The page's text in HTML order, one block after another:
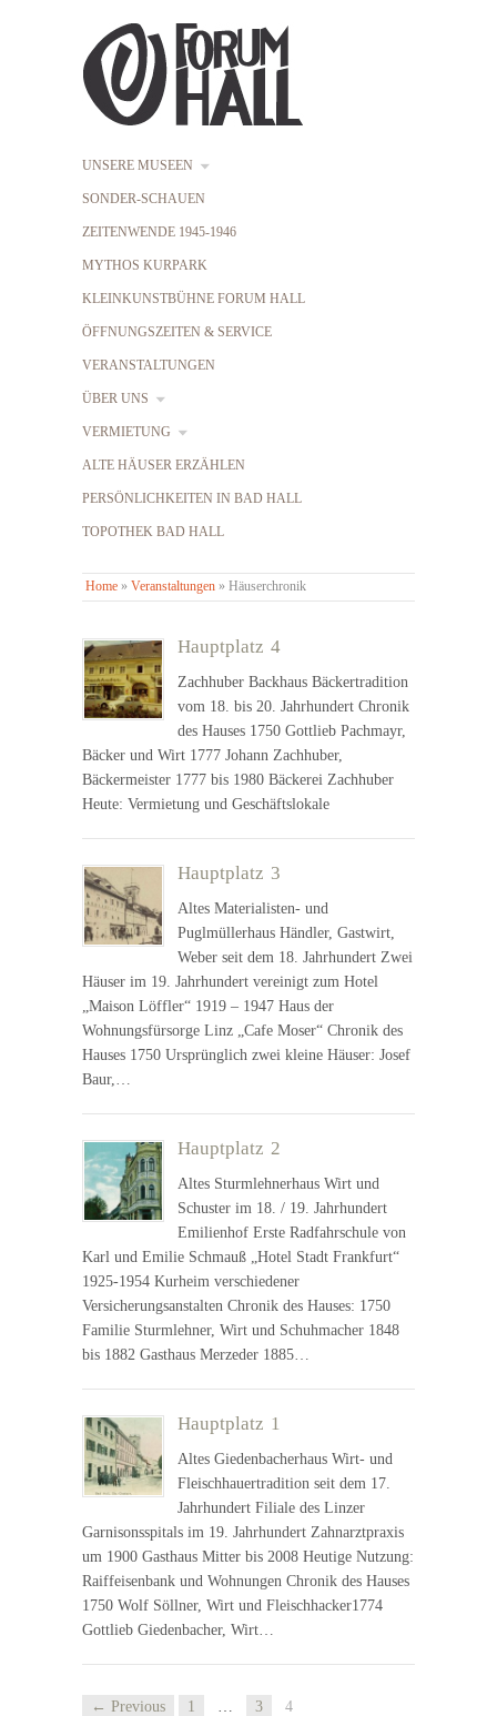
UNSERE MUSEEN
SONDER-SCHAUEN
ZEITENWENDE 1945-1946
MYTHOS KURPARK
KLEINKUNSTBÜHNE FORUM HALL
ÖFFNUNGSZEITEN & SERVICE
VERANSTALTUNGEN
ÜBER UNS
VERMIETUNG
ALTE HÄUSER ERZÄHLEN
PERSÖNLICHKEITEN IN BAD HALL
TOPOTHEK BAD HALL
Home » Veranstaltungen » Häuserchronik
Hauptplatz 4
Zachhuber Backhaus Bäckertradition
vom 18. bis 20. Jahrhundert Chronik
des Hauses 1750 Gottlieb Pachmayr,
Bäcker und Wirt 1777 Johann Zachhuber,
Bäckermeister 1777 bis 1980 Bäckerei Zachhuber
Heute: Vermietung und Geschäftslokale
Hauptplatz 3
Altes Materialisten- und
Puglmüllerhaus Händler, Gastwirt,
Weber seit dem 18. Jahrhundert Zwei
Häuser im 19. Jahrhundert vereinigt zum Hotel
„Maison Löffler“ 1919 – 1947 Haus der
Wohnungsfürsorge Linz „Cafe Moser“ Chronik des
Hauses 1750 Ursprünglich zwei kleine Häuser: Josef
Baur,…
Hauptplatz 2
Altes Sturmlehnerhaus Wirt und
Schuster im 18. / 19. Jahrhundert
Emilienhof Erste Radfahrschule von
Karl und Emilie Schmauß „Hotel Stadt Frankfurt“
1925-1954 Kurheim verschiedener
Versicherungsanstalten Chronik des Hauses: 1750
Familie Sturmlehner, Wirt und Schuhmacher 1848
bis 1882 Gasthaus Merzeder 1885…
Hauptplatz 1
Altes Giedenbacherhaus Wirt- und
Fleischhauertradition seit dem 17.
Jahrhundert Filiale des Linzer
Garnisonsspitals im 19. Jahrhundert Zahnarztpraxis
um 1900 Gasthaus Mitter bis 2008 Heutige Nutzung:
Raiffeisenbank und Wohnungen Chronik des Hauses
1750 Wolf Söllner, Wirt und Fleischhacker1774
Gottlieb Giedenbacher, Wirt…
← Previous 1 … 3 4